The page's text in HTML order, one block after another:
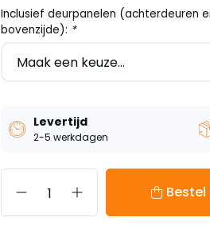
Inclusief deurpanelen (achterdeuren
bovenzijde): *
Levertijd
2-5 werkdagen